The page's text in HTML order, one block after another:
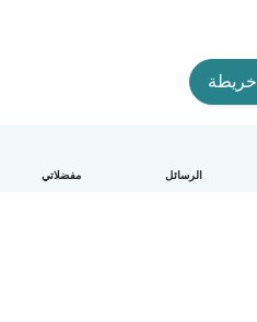
الرسائل مفضلاتي
خريطة